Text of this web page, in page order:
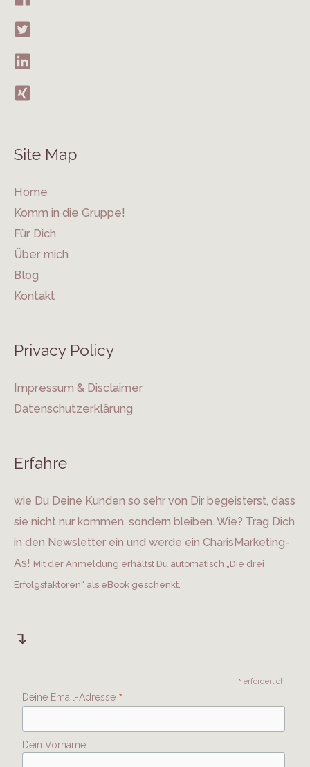
Site Map
Home
Komm in die Gruppe!
Für Dich
Über mich
Blog
Kontakt
Privacy Policy
Impressum & Disclaimer
Datenschutzerklärung
Erfahre
wie Du Deine Kunden so sehr von Dir begeisterst, dass
sie nicht nur kommen, sondern bleiben. Wie? Trag Dich
in den Newsletter ein und werde ein CharisMarketing-
As! Mit der Anmeldung erhältst Du automatisch „Die drei
Erfolgsfaktoren“ als eBook geschenkt.
↴
* erforderlich
Deine Email-Adresse *
Dein Vorname